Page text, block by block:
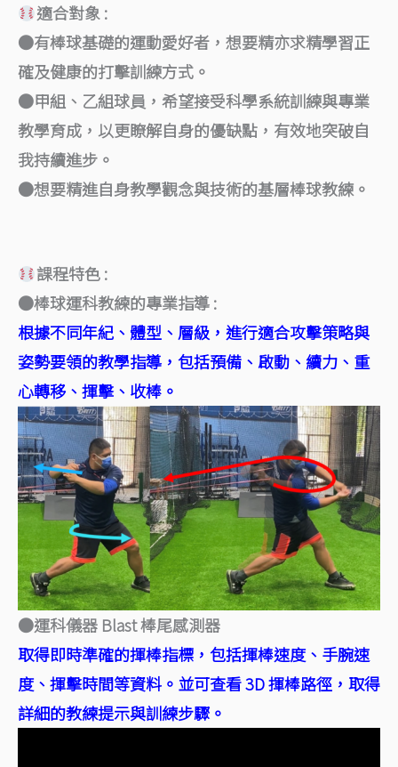
適合對象 :
●有棒球基礎的運動愛好者，想要精亦求精學習正
確及健康的打擊訓練方式。
●甲組、乙組球員，希望接受科學系統訓練與專業
教學育成，以更瞭解自身的優缺點，有效地突破自
我持續進步。
●想要精進自身教學觀念與技術的基層棒球教練。
課程特色 :
●棒球運科教練的專業指導 :
根據不同年紀、體型、層級，進行適合攻擊策略與
姿勢要領的教學指導，包括預備、啟動、續力、重
心轉移、揮擊、收棒。
●運科儀器 Blast 棒尾感測器
取得即時準確的揮棒指標，包括揮棒速度、手腕速
度、揮擊時間等資料。並可查看 3D 揮棒路徑，取得
詳細的教練提示與訓練步驟。